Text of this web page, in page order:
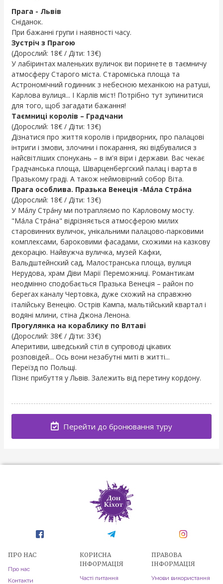
Прага - Львів
Сніданок.
При бажанні групи і наявності часу.
Зустріч з Прагою
(Дорослий: 18€ / Діти: 13€)
У лабіринтах маленьких вуличок ви поринете в таємничу
атмосферу Старого міста. Староміська площа та
Астрономічний годинник з небесною механікою на ратуші,
Карлова вулиця... І Карлів міст! Потрібно тут зупинитися
для того, щоб загадати бажання!
Таємниці королів – Градчани
(Дорослий: 18€ / Діти: 13€)
Дізнатися про життя королів і придворних, про палацові
інтриги і змови, злочини і покарання, які відбувалися з
найсвітліших спонукань – в ім'я віри і держави. Вас чекає
Градчанська площа, Шварценбергский палац і варта в
Празькому граді. А також неймовірний собор Віта.
Прага особлива. Празька Венеція -Ма́ла Стра́на
(Дорослий: 18€ / Діти: 13€)
У Ма́лу Стра́ну ми потрапляємо по Карловому мосту.
"Ма́ла Стра́на" відрізняється атмосферою милих
старовинних вуличок, унікальними палацово-парковими
комплексами, бароковими фасадами, схожими на казкову
декорацію. Найвужча вуличка, музей Кафки,
Вальдштейнский сад, Малостранська площа, вулиця
Нерудова, храм Діви Марії Переможниці. Романтикам
неодмінно сподобається Празька Венеція – район по
берегах каналу Чертовка, дуже схожий на справжню
італійську Венецію. Острів Кампа, мальтійський квартал і
водяні млини, стіна Джона Ленона.
Прогулянка на кораблику по Влтаві
(Дорослий: 38€ / Діти: 33€)
Аперитиви, шведський стіл в супроводі цікавих
розповідей... Ось вони незабутні миті в житті...
Переїзд по Польщі.
Пізнє прибуття у Львів. Залежить від перетину кордону.
Перейти до бронювання туру
ПРО НАС
Про нас
Контакти
КОРИСНА
ІНФОРМАЦІЯ
Часті питання
ПРАВОВА
ІНФОРМАЦІЯ
Умови використання